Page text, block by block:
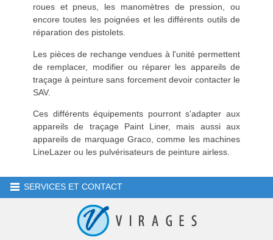
roues et pneus, les manomètres de pression, ou
encore toutes les poignées et les différents outils de
réparation des pistolets.
Les pièces de rechange vendues à l'unité permettent
de remplacer, modifier ou réparer les appareils de
traçage à peinture sans forcement devoir contacter le
SAV.
Ces différents équipements pourront s'adapter aux
appareils de traçage Paint Liner, mais aussi aux
appareils de marquage Graco, comme les machines
LineLazer ou les pulvérisateurs de peinture airless.
SERVICES ET CONTACT